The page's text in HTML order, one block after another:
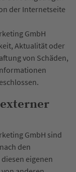
der Internetseite
GmbH
Aktualität oder
von Schäden,
GmbH sind
den
eigenen